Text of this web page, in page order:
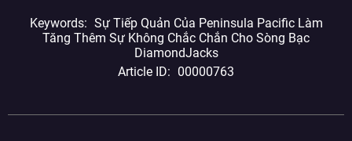
Keywords
Sự Tiếp Quản Của Peninsula Pacific Làm
Tăng Thêm Sự Không Chắc Chắn Cho Sòng Bạc
DiamondJacks
Article ID
00000763